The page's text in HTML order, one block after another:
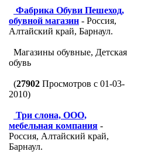
Фабрика Обуви Пешеход,
обувной магазин - Россия,
Алтайский край, Барнаул.
Магазины обувные, Детская
обувь
(27902 Просмотров с 01-03-
2010)
Три слона, ООО,
мебельная компания -
Россия, Алтайский край,
Барнаул.